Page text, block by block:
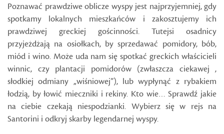
Poznawać prawdziwe oblicze wyspy jest najprzyjemniej, gdy
spotkamy lokalnych mieszkańców i zakosztujemy ich
prawdziwej greckiej gościnności. Tutejsi osadnicy
przyjeżdżają na osiołkach, by sprzedawać pomidory, bób,
miód i wino. Może uda nam się spotkać greckich właścicieli
winnic, czy plantacji pomidorów (zwłaszcza ciekawej ,
słodkiej odmiany „wiśniowej”), lub wypłynąć z rybakiem
łodzią, by łowić mieczniki i rekiny. Kto wie… Sprawdź jakie
na ciebie czekają niespodzianki. Wybierz się w rejs na
Santorini i odkryj skarby legendarnej wyspy.